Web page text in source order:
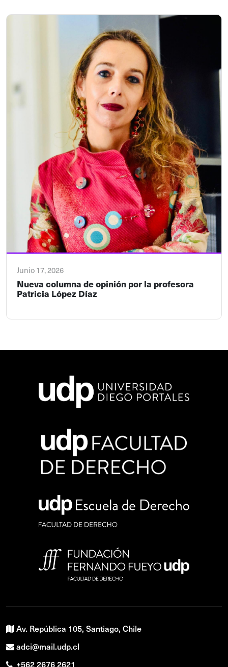
Junio 17, 2026
Nueva columna de opinión por la profesora
Patricia López Díaz
Av. República 105, Santiago, Chile
adci@mail.udp.cl
+562 2676 2621